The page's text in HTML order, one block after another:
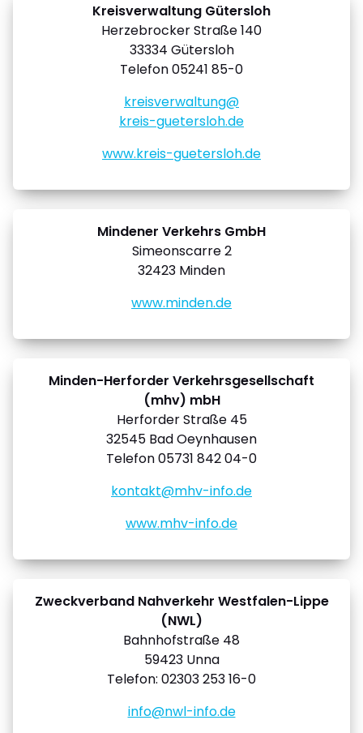
Kreisverwaltung Gütersloh
Herzebrocker Straße 140
33334 Gütersloh
Telefon 05241 85-0
kreisverwaltung@
kreis-guetersloh.de
www.kreis-guetersloh.de
Mindener Verkehrs GmbH
Simeonscarre 2
32423 Minden
www.minden.de
Minden-Herforder Verkehrsgesellschaft
(mhv) mbH
Herforder Straße 45
32545 Bad Oeynhausen
Telefon 05731 842 04-0
kontakt@mhv-info.de
www.mhv-info.de
Zweckverband Nahverkehr Westfalen-Lippe
(NWL)
Bahnhofstraße 48
59423 Unna
Telefon: 02303 253 16-0
info@nwl-info.de